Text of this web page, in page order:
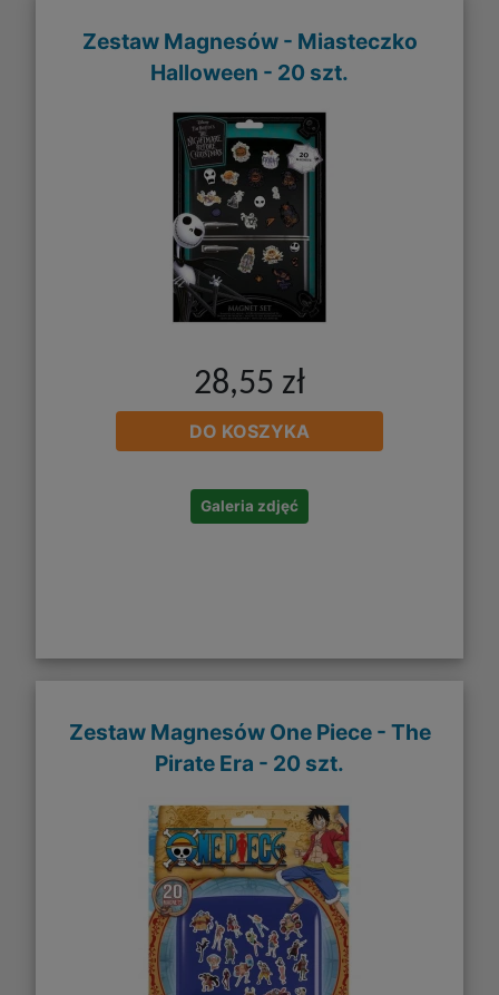
Zestaw Magnesów - Miasteczko
Halloween - 20 szt.
28,55 zł
DO KOSZYKA
Galeria zdjęć
Zestaw Magnesów One Piece - The
Pirate Era - 20 szt.